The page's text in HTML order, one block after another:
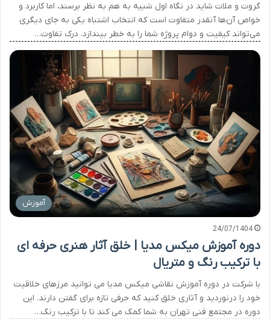
گروت و ملات شاید در نگاه اول شبیه به هم به نظر برسند، اما کاربرد و
خواص آن‌ها آنقدر متفاوت است که انتخاب اشتباه یکی به جای دیگری
می‌تواند کیفیت و دوام پروژه شما را به خطر بیندازد. درک تفاوت…
آموزش
24/07/1404
دوره آموزش میکس مدیا | خلق آثار هنری حرفه ای
با ترکیب رنگ و متریال
با شرکت در دوره آموزش نقاشی میکس مدیا می توانید مرزهای خلاقیت
خود را درنوردید و آثاری خلق کنید که حرفی تازه برای گفتن دارند. این
دوره در مجتمع فنی تهران به شما کمک می کند تا با ترکیب رنگ…